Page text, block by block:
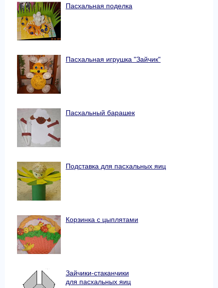
Пасхальная поделка
Пасхальная игрушка "Зайчик"
Пасхальный барашек
Подставка для пасхальных яиц
Корзинка с цыплятами
Зайчики-стаканчики
для пасхальных яиц